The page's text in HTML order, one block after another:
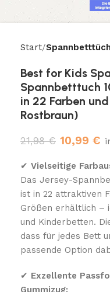
Start
Best for Kids
Spannbetttuch
in 22 Farben
Rostbraun)
21,98€ 10,99 €
✔ Vielseitige
Das Jersey-
ist in 22 attraktiven
Größen erhältlich –
und Kinderbetten.
dass für jedes Bett
passende Option
✔ Exzellente
Gummizug: